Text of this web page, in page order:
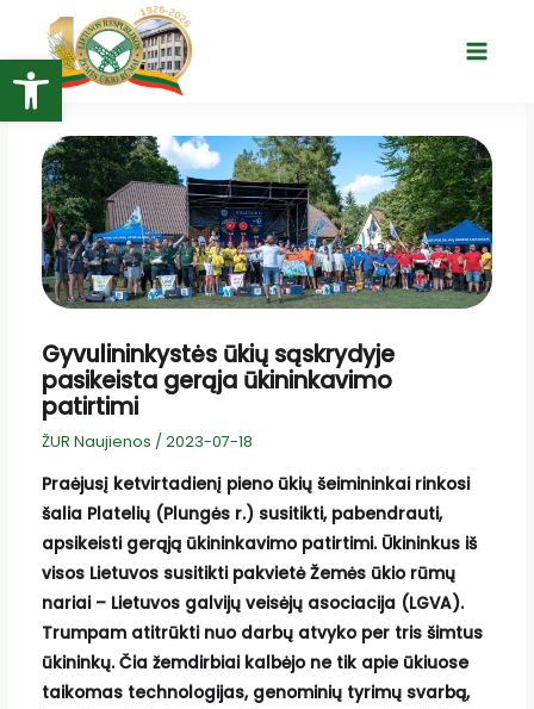
Open toolbar
turinio
Main
Gyvulininkystės ūkių sąskrydyje
pasikeista gerąja ūkininkavimo
patirtimi
ŽUR Naujienos / 2023-07-18
Praėjusį ketvirtadienį pieno ūkių šeimininkai rinkosi
šalia Platelių (Plungės r.) susitikti, pabendrauti,
apsikeisti gerąją ūkininkavimo patirtimi. Ūkininkus iš
visos Lietuvos susitikti pakvietė Žemės ūkio rūmų
nariai – Lietuvos galvijų veisėjų asociacija (LGVA).
Trumpam atitrūkti nuo darbų atvyko per tris šimtus
ūkininkų. Čia žemdirbiai kalbėjo ne tik apie ūkiuose
taikomas technologijas, genominių tyrimų svarbą,